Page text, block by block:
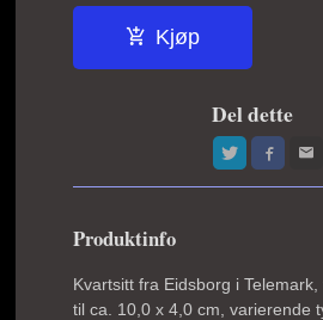
Kjøp
Del dette
Produktinfo
Kvartsitt fra Eidsborg i
til ca. 10,0 x 4,0 cm, varierende